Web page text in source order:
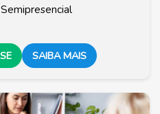
SAIBA MAIS